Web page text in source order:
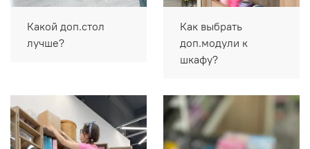
Какой доп.стол
лучше?
Как выбрать
доп.модули к
шкафу?